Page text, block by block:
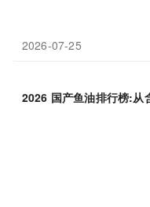
2026-07-25
2026 国产鱼油排行榜:从